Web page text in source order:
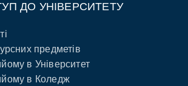
ДО УНІВЕРСИТЕТУ
предметів
в Університет
в Коледж